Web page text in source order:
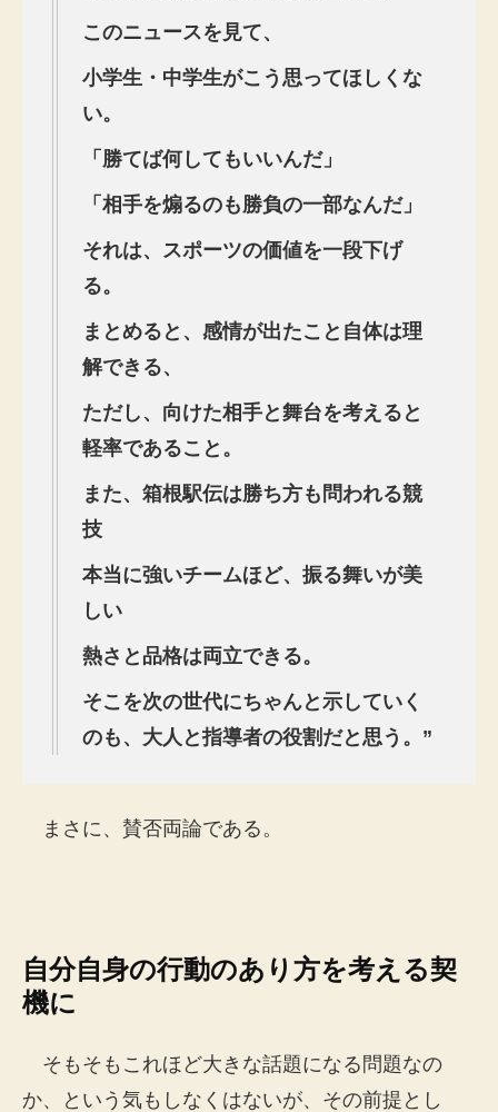
このニュースを見て、
小学生・中学生がこう思ってほしくな
い。
「勝てば何してもいいんだ」
「相手を煽るのも勝負の一部なんだ」
それは、スポーツの価値を一段下げ
る。
まとめると、感情が出たこと自体は理
解できる、
ただし、向けた相手と舞台を考えると
軽率であること。
また、箱根駅伝は勝ち方も問われる競
技
本当に強いチームほど、振る舞いが美
しい
熱さと品格は両立できる。
そこを次の世代にちゃんと示していく
のも、大人と指導者の役割だと思う。 ”
まさに、賛否両論である。
自分自身の行動のあり方を考える契
機に
そもそもこれほど大きな話題になる問題なの
か、という気もしなくはないが、その前提とし